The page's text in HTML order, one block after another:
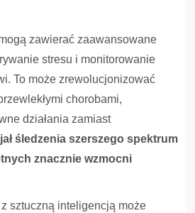
zawierać zaawansowane
stresu i monitorowanie
To może zrewolucjonizować
chorobami,
działania zamiast
śledzenia szerszego spektrum
znacznie wzmocni
sztuczną inteligencją może